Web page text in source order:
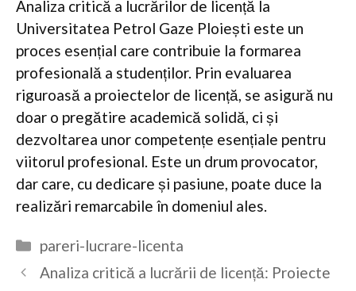
Analiza critică a lucrărilor de licență la
Universitatea Petrol Gaze Ploiești este un
proces esențial care contribuie la formarea
profesională a studenților. Prin evaluarea
riguroasă a proiectelor de licență, se asigură nu
doar o pregătire academică solidă, ci și
dezvoltarea unor competențe esențiale pentru
viitorul profesional. Este un drum provocator,
dar care, cu dedicare și pasiune, poate duce la
realizări remarcabile în domeniul ales.
Categorii
pareri-lucrare-licenta
Analiza critică a lucrării de licență: Proiecte